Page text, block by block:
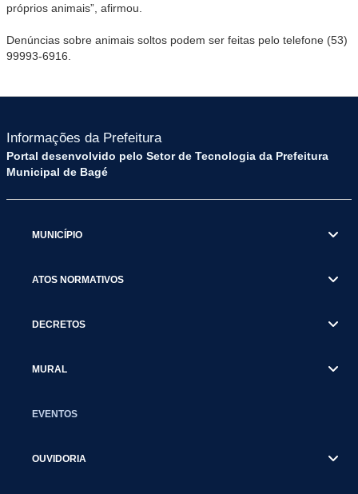
próprios animais”, afirmou.
Denúncias sobre animais soltos podem ser feitas pelo telefone (53)
99993-6916.
Informações da Prefeitura
Portal desenvolvido pelo Setor de Tecnologia da Prefeitura
Municipal de Bagé
MUNICÍPIO
ATOS NORMATIVOS
DECRETOS
MURAL
EVENTOS
OUVIDORIA